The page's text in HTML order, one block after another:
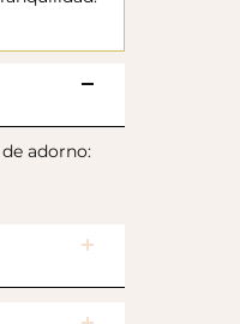
adorno: